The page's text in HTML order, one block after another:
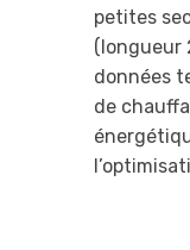
petites
(longueur
données
de